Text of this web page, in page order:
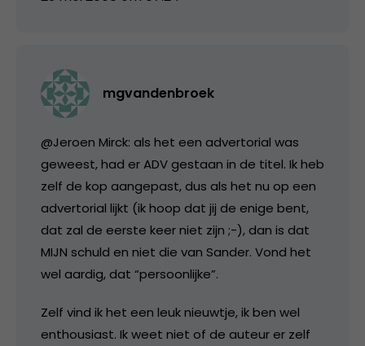
mgvandenbroek
@Jeroen Mirck: als het een advertorial was
geweest, had er ADV gestaan in de titel. Ik heb
zelf de kop aangepast, dus als het nu op een
advertorial lijkt (ik hoop dat jij de enige bent,
dat zal de eerste keer niet zijn ;-), dan is dat
MIJN schuld en niet die van Sander. Vond het
wel aardig, dat “persoonlijke”.
Zelf vind ik het een leuk nieuwtje, ik ben wel
enthousiast. Ik weet niet of de auteur er zelf